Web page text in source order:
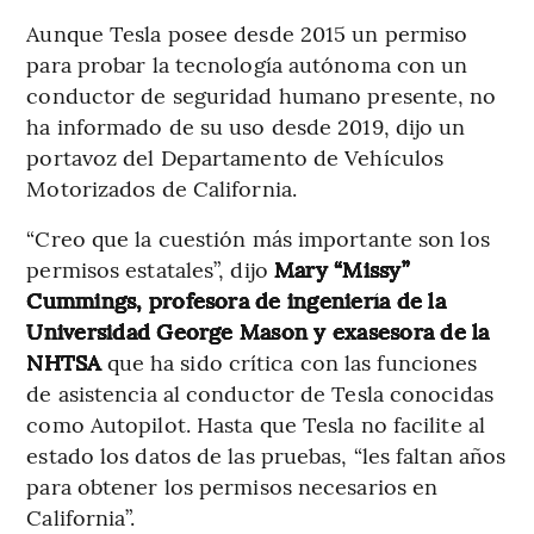
Aunque Tesla posee desde 2015 un permiso
para probar la tecnología autónoma con un
conductor de seguridad humano presente, no
ha informado de su uso desde 2019, dijo un
portavoz del Departamento de Vehículos
Motorizados de California.
“Creo que la cuestión más importante son los
permisos estatales”, dijo Mary “Missy”
Cummings, profesora de ingeniería de la
Universidad George Mason y exasesora de la
NHTSAque ha sido crítica con las funciones
de asistencia al conductor de Tesla conocidas
como Autopilot. Hasta que Tesla no facilite al
estado los datos de las pruebas, “les faltan años
para obtener los permisos necesarios en
California”.